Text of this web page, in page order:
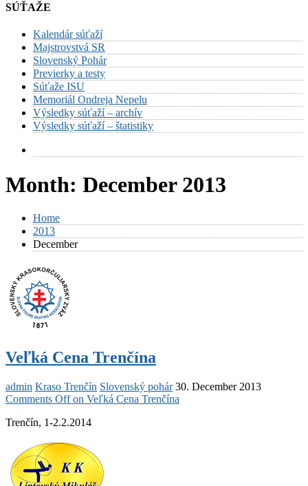
SÚŤAŽE
Kalendár súťaží
Majstrovstvá SR
Slovenský Pohár
Previerky a testy
Súťaže ISU
Memoriál Ondreja Nepelu
Výsledky súťaží – archív
Výsledky súťaží – štatistiky
Month: December 2013
Home
2013
December
Veľká Cena Trenčína
admin Kraso Trenčín Slovenský pohár 30. December 2013
Comments Offon Veľká Cena Trenčína
Trenčín, 1-2.2.2014